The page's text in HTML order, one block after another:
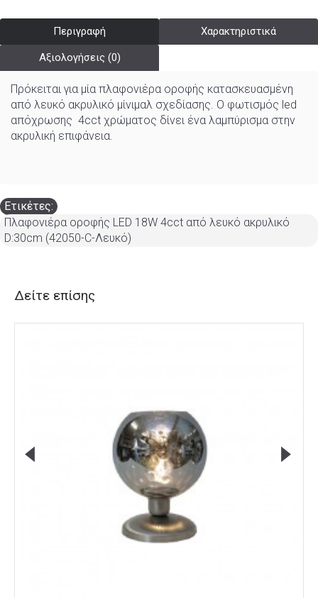
Περιγραφή Χαρακτηριστικά
Αξιολογήσεις (0)
Πρόκειται για μία πλαφονιέρα οροφής κατασκευασμένη
από λευκό ακρυλικό μίνιμαλ σχεδίασης. Ο φωτισμός led
απόχρωσης 4cct χρώματος δίνει ένα λαμπύρισμα στην
ακρυλική επιφάνεια.
Ετικέτες:
Πλαφονιέρα οροφής LED 18W 4cct από λευκό ακρυλικό
D:30cm (42050-C-Λευκό)
Δείτε επίσης